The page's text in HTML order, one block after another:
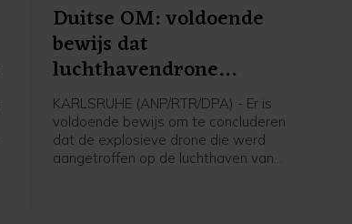
Duitse OM: voldoende
bewijs dat
luchthavendrone
aanslagpoging was
KARLSRUHE (ANP/RTR/DPA) - Er is
voldoende bewijs om te concluderen
dat de explosieve drone die werd
aangetroffen op de luchthaven van